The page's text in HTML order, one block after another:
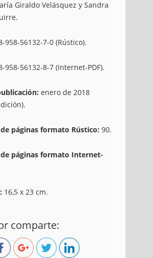
Giraldo Velásquez y Sandra
958-56132-7-0 (Rústico).
958-56132-8-7 (Internet-PDF).
enero de 2018
páginas formato Rústico: 90.
páginas formato Internet-
16,5 x 23 cm.
comparte:
editorial-del-fer-al-inicio-de-2018/